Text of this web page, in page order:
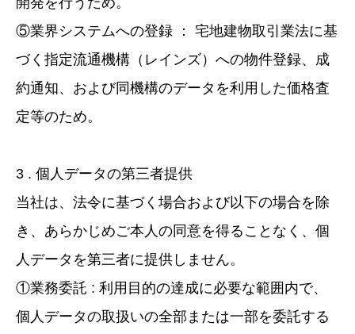
⑤業界システムへの登録 ： 宅地建物取引業法に基
づく指定流通機構（レインズ）への物件登録、成
約通知、および同機構のデータを利用した価格査
定等のため。
3 . 個人データの第三者提供
当社は、法令に基づく場合および以下の場合を除
き、あらかじめご本人の同意を得ることなく、個
人データを第三者に提供しません。
①業務委託 : 利用目的の達成に必要な範囲内で、
個人データの取扱いの全部または一部を委託する